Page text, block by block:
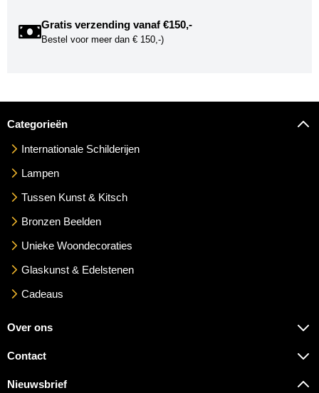
Gratis verzending vanaf €150,-
Bestel voor meer dan € 150,-)
Categorieën
Internationale Schilderijen
Lampen
Tussen Kunst & Kitsch
Bronzen Beelden
Unieke Woondecoraties
Glaskunst & Edelstenen
Cadeaus
Over ons
Contact
Nieuwsbrief